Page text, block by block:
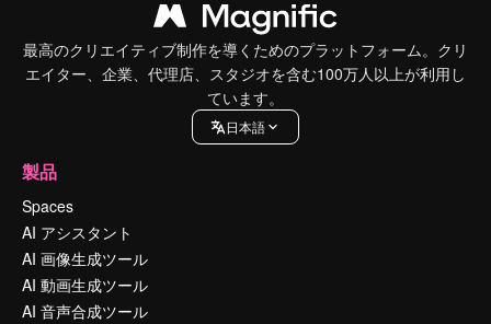
最高のクリエイティブ制作を導くためのプラットフォーム。クリ
エイター、企業、代理店、スタジオを含む100万人以上が利用し
ています。
日本語
製品
Spaces
AI アシスタント
AI 画像生成ツール
AI 動画生成ツール
AI 音声合成ツール